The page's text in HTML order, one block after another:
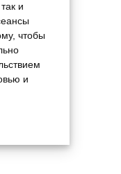
и
чтобы
и